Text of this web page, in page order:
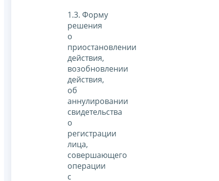
1.3. Форму
решения
о
приостановлении
действия,
возобновлении
действия,
об
аннулировании
свидетельства
о
регистрации
лица,
совершающего
операции
с